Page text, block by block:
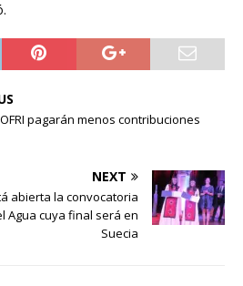
pagarán menos contribuciones
NEXT
abierta la convocatoria
Agua cuya final será en
Suecia